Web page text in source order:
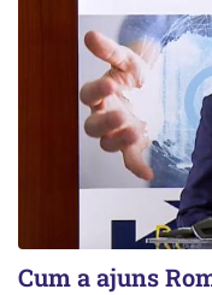
Cum a ajuns